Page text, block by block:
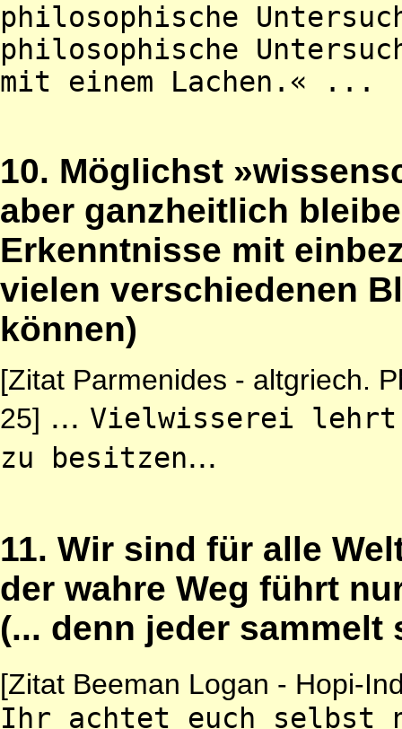
philosophische
philosophische
mit einem Lachen.« ...
10. Möglichst
aber ganzheitlich
Erkenntnisse mit
vielen verschiedenen
können)
[Zitat Parmenides - altgriech.
25] ... Vielwisserei lehrt
zu besitzen...
11. Wir sind für alle
der wahre Weg führt
(... denn jeder
[Zitat Beeman Logan - Hopi-
Ihr achtet euch selbst